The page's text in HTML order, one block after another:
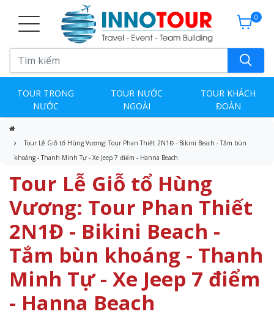
0
TOUR TRONG
NƯỚC
TOUR NƯỚC
NGOÀI
TOUR KHÁCH
ĐOÀN
Tour Lễ Giỗ tổ Hùng Vương: Tour Phan Thiết 2N1Đ - Bikini Beach - Tắm bùn
khoáng - Thanh Minh Tự - Xe Jeep 7 điểm - Hanna Beach
Tour Lễ Giỗ tổ Hùng
Vương: Tour Phan Thiết
2N1Đ - Bikini Beach -
Tắm bùn khoáng - Thanh
Minh Tự - Xe Jeep 7 điểm
- Hanna Beach